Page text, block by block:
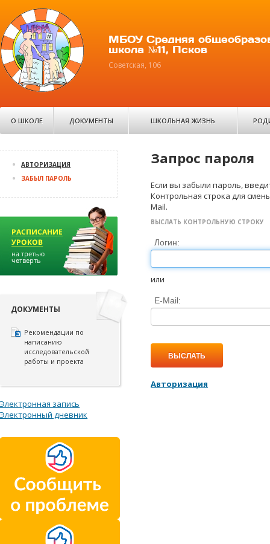
МБОУ Средняя
школа №11, Псков
Советская, 106
О ШКОЛЕ ДОКУМЕНТЫ ШКОЛЬНАЯ ЖИЗНЬ
Запрос пароля
Если вы забыли пароль,
Контрольная строка для
Mail.
ВЫСЛАТЬ КОНТРОЛЬНУЮ СТРОКУ
Логин:
или
E-Mail:
ВЫСЛАТЬ
Авторизация
АВТОРИЗАЦИЯ
ЗАБЫЛ ПАРОЛЬ
ДОКУМЕНТЫ
Рекомендации по
написанию
исследовательской
работы и проекта
Электронная запись
Электронный дневник